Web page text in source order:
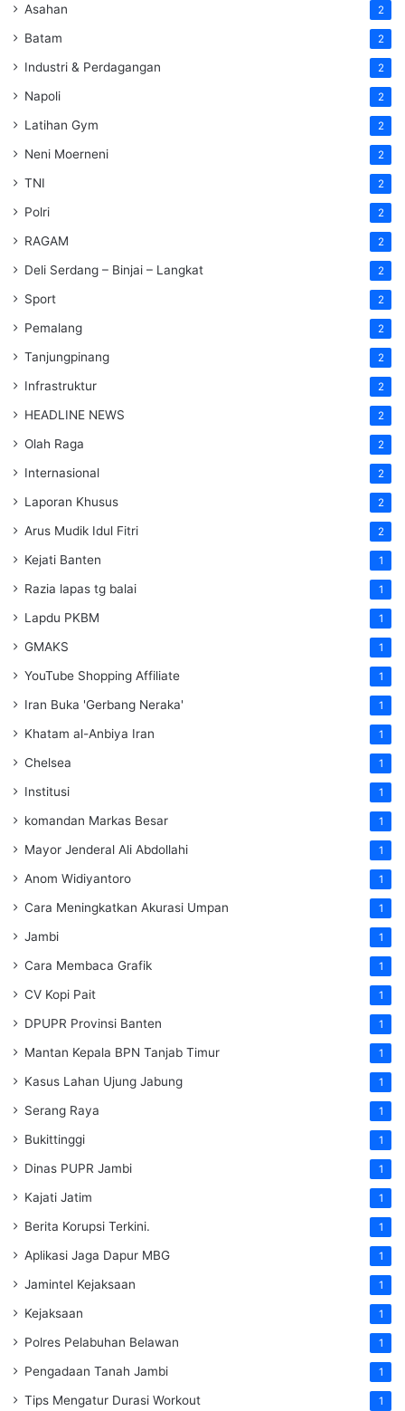
Asahan 2
Batam 2
Industri & Perdagangan 2
Napoli 2
Latihan Gym 2
Neni Moerneni 2
TNI 2
Polri 2
RAGAM 2
Deli Serdang – Binjai – Langkat 2
Sport 2
Pemalang 2
Tanjungpinang 2
Infrastruktur 2
HEADLINE NEWS 2
Olah Raga 2
Internasional 2
Laporan Khusus 2
Arus Mudik Idul Fitri 2
Kejati Banten 1
Razia lapas tg balai 1
Lapdu PKBM 1
GMAKS 1
YouTube Shopping Affiliate 1
Iran Buka 'Gerbang Neraka' 1
Khatam al-Anbiya Iran 1
Chelsea 1
Institusi 1
komandan Markas Besar 1
Mayor Jenderal Ali Abdollahi 1
Anom Widiyantoro 1
Cara Meningkatkan Akurasi Umpan 1
Jambi 1
Cara Membaca Grafik 1
CV Kopi Pait 1
DPUPR Provinsi Banten 1
Mantan Kepala BPN Tanjab Timur 1
Kasus Lahan Ujung Jabung 1
Serang Raya 1
Bukittinggi 1
Dinas PUPR Jambi 1
Kajati Jatim 1
Berita Korupsi Terkini. 1
Aplikasi Jaga Dapur MBG 1
Jamintel Kejaksaan 1
Kejaksaan 1
Polres Pelabuhan Belawan 1
Pengadaan Tanah Jambi 1
Tips Mengatur Durasi Workout 1